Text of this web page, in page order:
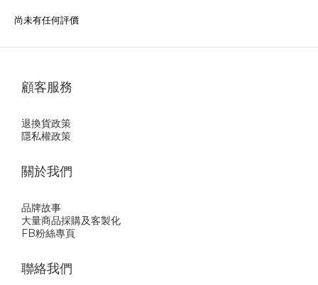
尚未有任何評價
顧客服務
退換貨政策
隱私權政策
關於我們
品牌故事
大量商品採購及客製化
FB粉絲專頁
聯絡我們